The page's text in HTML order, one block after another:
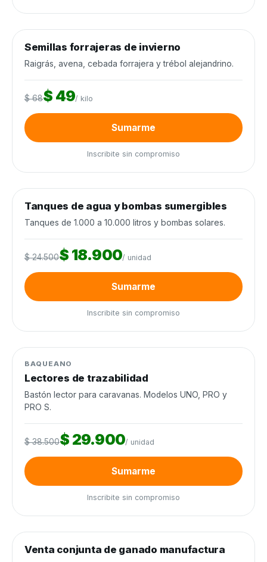
Semillas y agroquímicos
Cierra en 9d
Semillas forrajeras de invierno
Raigrás, avena, cebada forrajera y trébol alejandrino.
$ 68$ 49/ kilo
Sumarme
Inscribite sin compromiso
Agua y riego −23%
Tanques de agua y bombas sumergibles
Tanques de 1.000 a 10.000 litros y bombas solares.
$ 24.500$ 18.900/ unidad
Sumarme
Inscribite sin compromiso
Manejo de ganado
BAQUEANO
Lectores de trazabilidad
Bastón lector para caravanas. Modelos UNO, PRO y
PRO S.
$ 38.500$ 29.900/ unidad
Sumarme
Inscribite sin compromiso
Venta conjunta
Venta conjunta de ganado manufactura